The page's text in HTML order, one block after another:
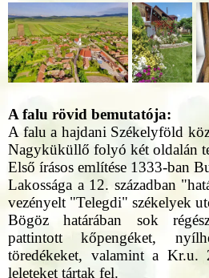
A falu rövid bemutatója:
A falu a hajdani Székelyföld
Nagyküküllő folyó két oldalán
Első írásos említése 1333-ban
Lakossága a 12. században
vezényelt "Telegdi" székelyek
Bögöz határában sok
pattintott kőpengéket,
töredékeket, valamint a Kr.u.
leleteket tártak fel.